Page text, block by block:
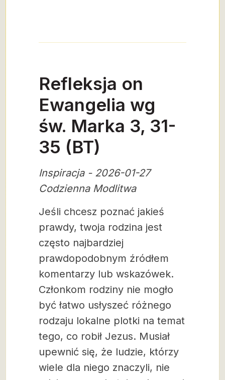
Refleksja on
Ewangelia wg
św. Marka 3, 31-
35 (BT)
Inspiracja - 2026-01-27
Codzienna Modlitwa
Jeśli chcesz poznać jakieś
prawdy, twoja rodzina jest
często najbardziej
prawdopodobnym źródłem
komentarzy lub wskazówek.
Członkom rodziny nie mogło
być łatwo usłyszeć różnego
rodzaju lokalne plotki na temat
tego, co robił Jezus. Musiał
upewnić się, że ludzie, którzy
wiele dla niego znaczyli, nie